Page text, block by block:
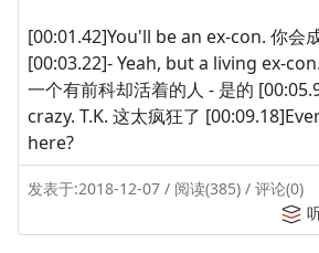
[00:01.42]You'll be an ex-con. 你会
[00:03.22]- Yeah, but a living ex-
一个有前科却活着的人 - 是的
crazy. T.K. 这太疯狂了
here?
发表于:2018-12-07 / 阅读(385) / 评论(0)